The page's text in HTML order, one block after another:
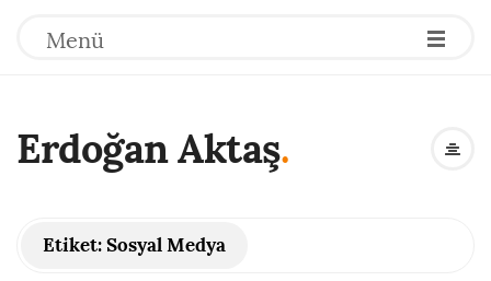
Menü
Erdoğan Aktaş.
Etiket:Sosyal Medya